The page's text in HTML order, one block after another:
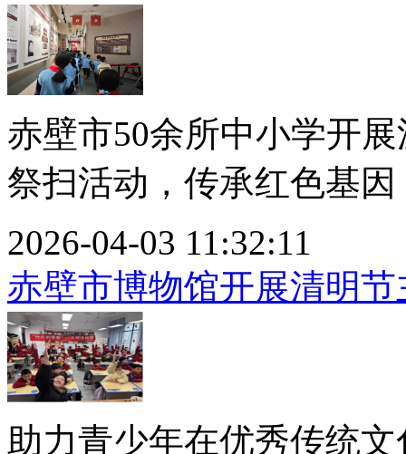
赤壁市50余所中小学开
祭扫活动，传承红色基
2026-04-03 11:32:11
赤壁市博物馆开展清明
助力青少年在优秀传统